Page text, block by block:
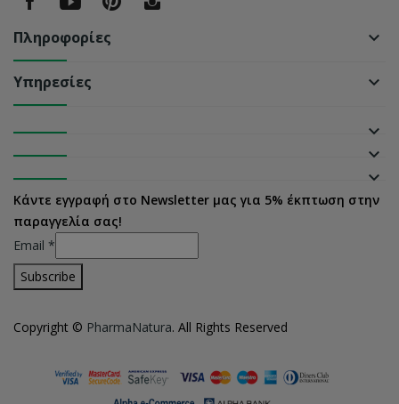
Πληροφορίες keyboard_arrow_down
Υπηρεσίες keyboard_arrow_down
keyboard_arrow_down
keyboard_arrow_down
keyboard_arrow_down
Κάντε εγγραφή στο Newsletter μας για 5% έκπτωση στην
παραγγελία σας!
Email *
Copyright © PharmaNatura. All Rights Reserved